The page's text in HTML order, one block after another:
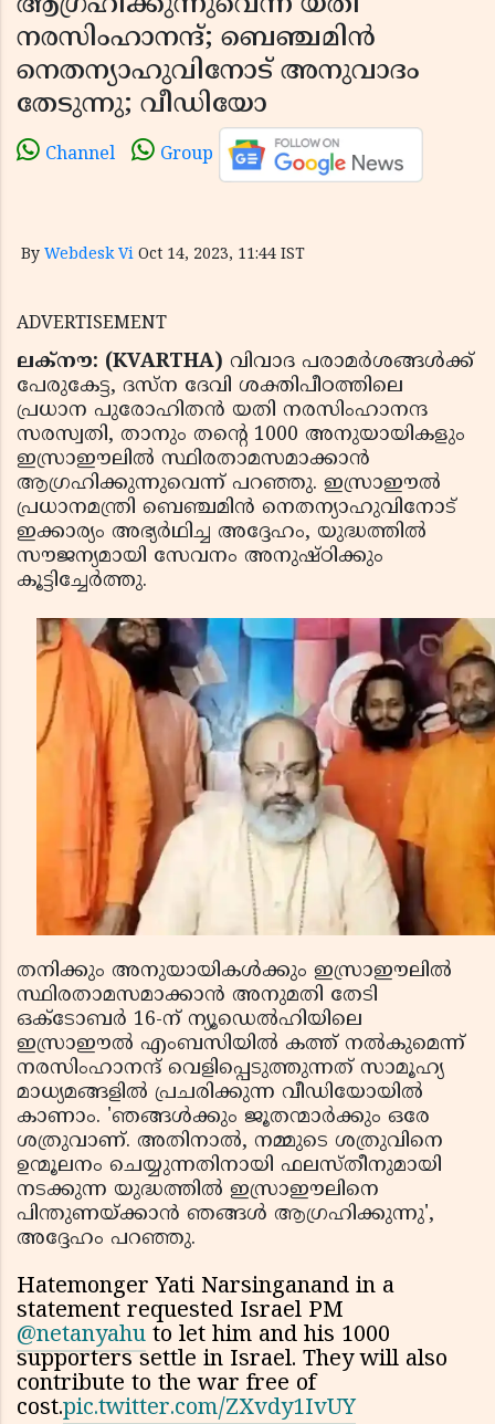
നരസിംഹാനന്ദ്; ബെഞ്ചമിൻ
നെതന്യാഹുവിനോട് അനുവാദം
തേടുന്നു; വീഡിയോ
Channel Group
By Webdesk Vi Oct 14, 2023, 11:44 IST
ADVERTISEMENT
ലക്‌നൗ: (KVARTHA) വിവാദ പരാമർശങ്ങൾക്ക്
പേരുകേട്ട, ദസ്‌ന ദേവി ശക്തിപീഠത്തിലെ
പ്രധാന പുരോഹിതൻ യതി നരസിംഹാനന്ദ
സരസ്വതി, താനും തന്റെ 1000 അനുയായികളും
ഇസ്രാഈലിൽ സ്ഥിരതാമസമാക്കാൻ
ആഗ്രഹിക്കുന്നുവെന്ന് പറഞ്ഞു. ഇസ്രാഈൽ
പ്രധാനമന്ത്രി ബെഞ്ചമിൻ നെതന്യാഹുവിനോട്
ഇക്കാര്യം അഭ്യർഥിച്ച അദ്ദേഹം, യുദ്ധത്തിൽ
സൗജന്യമായി സേവനം അനുഷ്ഠിക്കും
കൂട്ടിച്ചേർത്തു.
തനിക്കും അനുയായികൾക്കും ഇസ്രാഈലിൽ
സ്ഥിരതാമസമാക്കാൻ അനുമതി തേടി
ഒക്‌ടോബർ 16-ന് ന്യൂഡെൽഹിയിലെ
ഇസ്രാഈൽ എംബസിയിൽ കത്ത് നൽകുമെന്ന്
നരസിംഹാനന്ദ് വെളിപ്പെടുത്തുന്നത് സാമൂഹ്യ
മാധ്യമങ്ങളിൽ പ്രചരിക്കുന്ന വീഡിയോയിൽ
കാണാം. 'ഞങ്ങൾക്കും ജൂതന്മാർക്കും ഒരേ
ശത്രുവാണ്. അതിനാൽ, നമ്മുടെ ശത്രുവിനെ
ഉന്മൂലനം ചെയ്യുന്നതിനായി ഫലസ്തീനുമായി
നടക്കുന്ന യുദ്ധത്തിൽ ഇസ്രാഈലിനെ
പിന്തുണയ്ക്കാൻ ഞങ്ങൾ ആഗ്രഹിക്കുന്നു',
അദ്ദേഹം പറഞ്ഞു.
Hatemonger Yati Narsinganand in a
statement requested Israel PM
@netanyahu to let him and his 1000
supporters settle in Israel. They will also
contribute to the war free of
cost.pic.twitter.com/ZXvdy1IvUY